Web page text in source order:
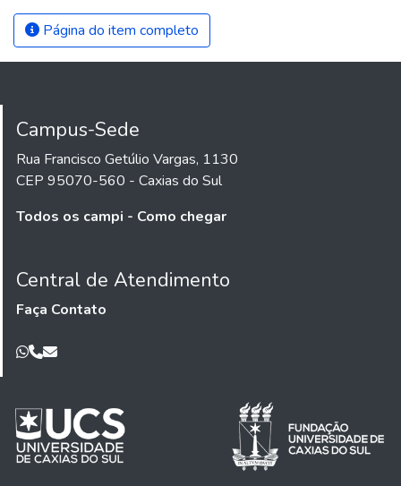
Página do item completo
Campus-Sede
Rua Francisco Getúlio Vargas, 1130
CEP 95070-560 - Caxias do Sul
Todos os campi - Como chegar
Central de Atendimento
Faça Contato